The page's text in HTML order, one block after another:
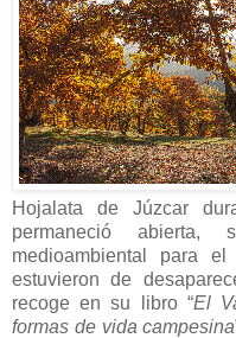
Hojalata de Júzcar
permaneció abierta,
medioambiental para
estuvieron de
recoge en su libro “El
formas de vida campesina